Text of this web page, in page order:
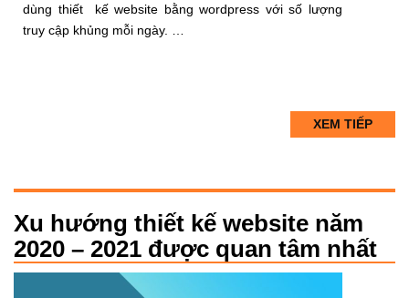
dùng thiết kế website bằng wordpress với số lượng
truy cập khủng mỗi ngày. …
XEM TIẾP
Xu hướng thiết kế website năm
2020 – 2021 được quan tâm nhất